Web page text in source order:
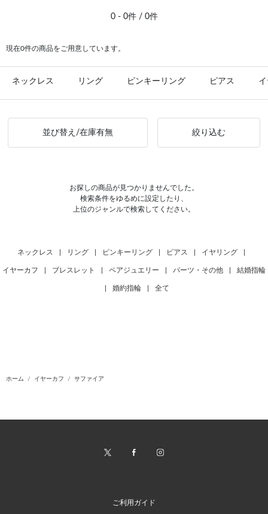
0 - 0件 / 0件
現在0件の商品をご用意しています。
ネックレス リング ピンキーリング ピアス
並び替え/在庫有無 絞り込む
お探しの商品が見つかりませんでした。
検索条件をゆるめに設定したり、
上位のジャンルで検索してください。
ネックレス リング ピンキーリング ピアス イヤリング
イヤーカフ ブレスレット ペアジュエリー パーツ・その他 結婚指輪
婚約指輪 全て
ホーム イヤーカフ サファイア
ご利用ガイド